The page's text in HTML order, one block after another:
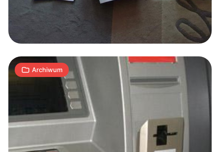
Archiwum
polsku